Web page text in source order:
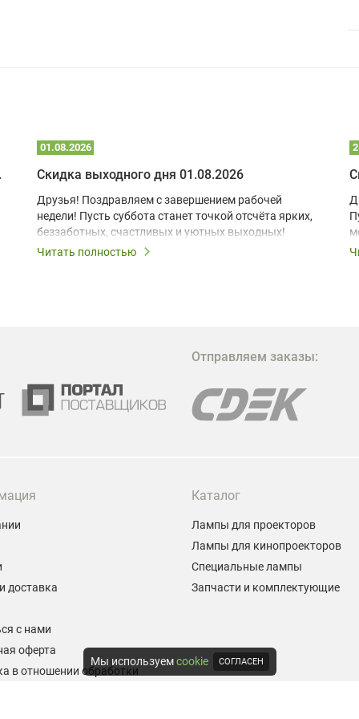
01.08.2026
Скидка выходного дня 01.08.2026
Друзья! Поздравляем с завершением рабочей
недели! Пусть суббота станет точкой отсчёта ярких,
беззаботных, счастливых и уютных выходных!
Читать полностью
Отправляем заказы:
доставка
с нами
оферта
в отношении обработки
Каталог
Лампы для проекторов
Лампы для кинопроекторов
Специальные лампы
Запчасти и комплектующие
Мы используемcookie СОГЛАСЕН